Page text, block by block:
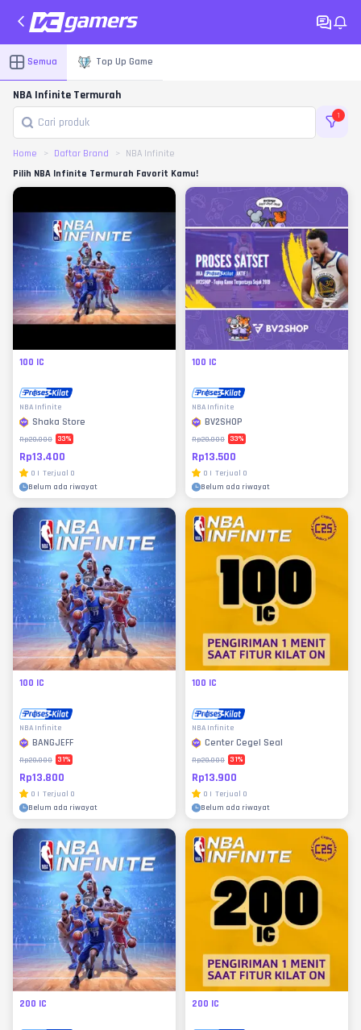
Semua Top Up Game
NBA Infinite Termurah
1
Home Daftar Brand
NBA Infinite
Pilih NBA Infinite Termurah Favorit Kamu!
100 IC
NBA Infinite
Shaka Store
Rp20.000 33%
Rp13.400
0 | Terjual 0
Belum ada riwayat
100 IC
NBA Infinite
BV2SHOP
Rp20.000 33%
Rp13.500
0 | Terjual 0
Belum ada riwayat
100 IC
NBA Infinite
BANGJEFF
Rp20.000 31%
Rp13.800
0 | Terjual 0
Belum ada riwayat
100 IC
NBA Infinite
Center Cegel Seal
Rp20.000 31%
Rp13.900
0 | Terjual 0
Belum ada riwayat
200 IC 200 IC